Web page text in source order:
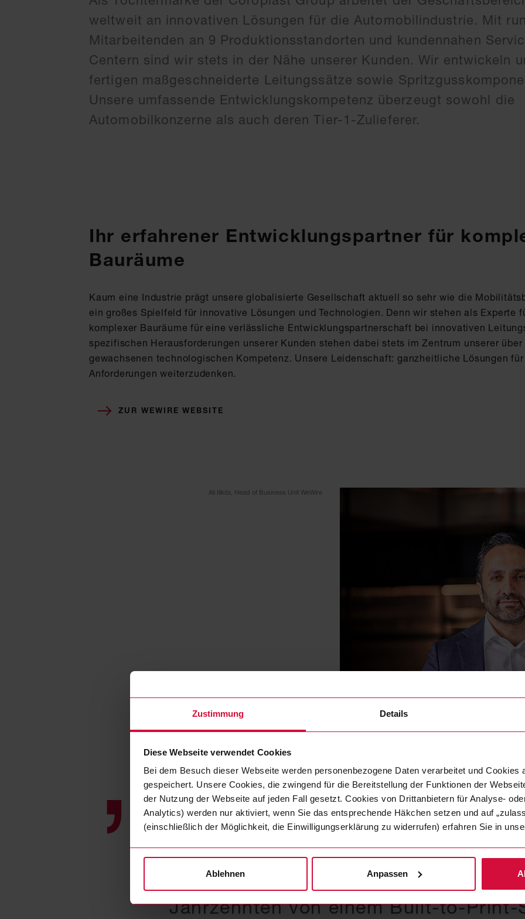
Zustimmung Details
Diese Webseite verwendet Cookies
Bei dem Besuch dieser Webseite werden personenbezogene Daten verarbeitet und Cookies
gespeichert. Unsere Cookies, die zwingend für die Bereitstellung der Funktionen der
der Nutzung der Webseite auf jeden Fall gesetzt. Cookies von Drittanbietern für Analyse-
Analytics) werden nur aktiviert, wenn Sie das entsprechende Häkchen setzen und auf
(einschließlich der Möglichkeit, die Einwilligungserklärung zu widerrufen) erfahren Sie in
Ablehnen Anpassen
weltweit an innovativen Lösungen für die Automobilindustrie. Mit
Mitarbeitenden an 9 Produktionsstandorten und kundennahen
Centern sind wir stets in der Nähe unserer Kunden. Wir entwickeln
fertigen maßgeschneiderte Leitungssätze sowie
Unsere umfassende Entwicklungskompetenz überzeugt sowohl die
Automobilkonzerne als auch deren Tier-1-Zulieferer.
Ihr erfahrener Entwicklungspartner für
Bauräume
Kaum eine Industrie prägt unsere globalisierte Gesellschaft aktuell so sehr wie die
ein großes Spielfeld für innovative Lösungen und Technologien. Denn wir stehen als Experte
komplexer Bauräume für eine verlässliche Entwicklungspartnerschaft bei innovativen
spezifischen Herausforderungen unserer Kunden stehen dabei stets im Zentrum unserer über
gewachsenen technologischen Kompetenz. Unsere Leidenschaft: ganzheitliche Lösungen
Anforderungen weiterzudenken.
ZUR WEWIRE WEBSITE
Ali Iliköz, Head of Business Unit WeWire
Unsere Kunden schätzen
Servicebereitschaft und
Ingenieure. So hat sich WeWire in den
Jahrzehnten von einem Built-to-Print-